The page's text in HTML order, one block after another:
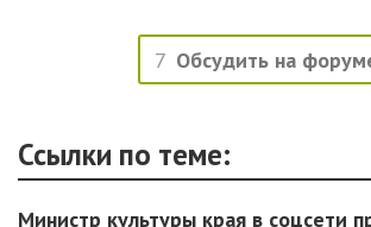
7 Обсудить на
Ссылки по теме:
Министр культуры края в соцсети